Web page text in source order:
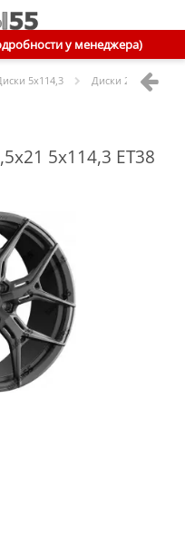
у менеджера)
5x114,3 Диски 21 5x114,3
5x114,3 ET38